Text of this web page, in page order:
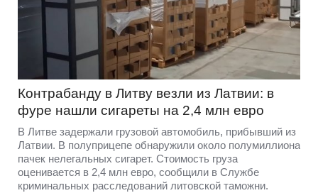
Контрабанду в Литву везли из Латвии: в
фуре нашли сигареты на 2,4 млн евро
В Литве задержали грузовой автомобиль, прибывший из
Латвии. В полуприцепе обнаружили около полумиллиона
пачек нелегальных сигарет. Стоимость груза
оценивается в 2,4 млн евро, сообщили в Службе
криминальных расследований литовской таможни.